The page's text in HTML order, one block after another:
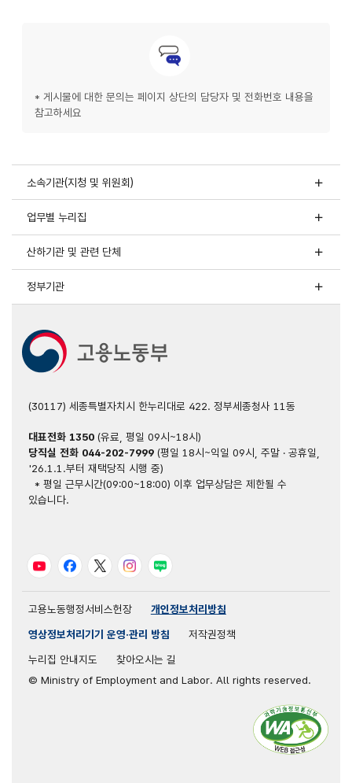
* 게시물에 대한 문의는 페이지 상단의 담당자 및 전화번호 내용을
참고하세요
소속기관(지청 및 위원회)
업무별 누리집
산하기관 및 관련 단체
정부기관
(30117) 세종특별자치시 한누리대로 422. 정부세종청사 11동
대표전화 1350(유료, 평일 09시~18시)
당직실 전화 044-202-7999(평일 18시~익일 09시, 주말 · 공휴일,
'26.1.1.부터 재택당직 시행 중)
* 평일 근무시간(09:00~18:00) 이후 업무상담은 제한될 수
있습니다.
유튜브 페이스북트위터 인스타그램
블로그
고용노동행정서비스헌장
개인정보처리방침
영상정보처리기기 운영·관리 방침
저작권정책
누리집 안내지도
찾아오시는 길
© Ministry of Employment and Labor. All rights reserved.